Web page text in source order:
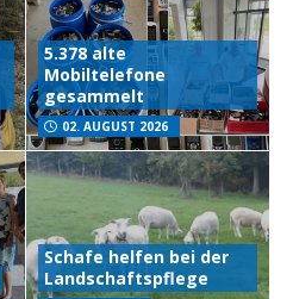
5.378 alte
Mobiltelefone
gesammelt
02. AUGUST 2026
Schafe helfen bei der
Landschaftspflege